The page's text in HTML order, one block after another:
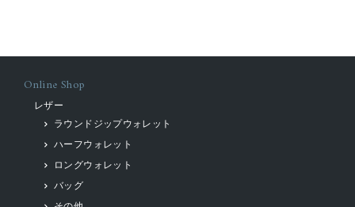
Online Shop
レザー
ラウンドジップウォレット
ハーフウォレット
ロングウォレット
バッグ